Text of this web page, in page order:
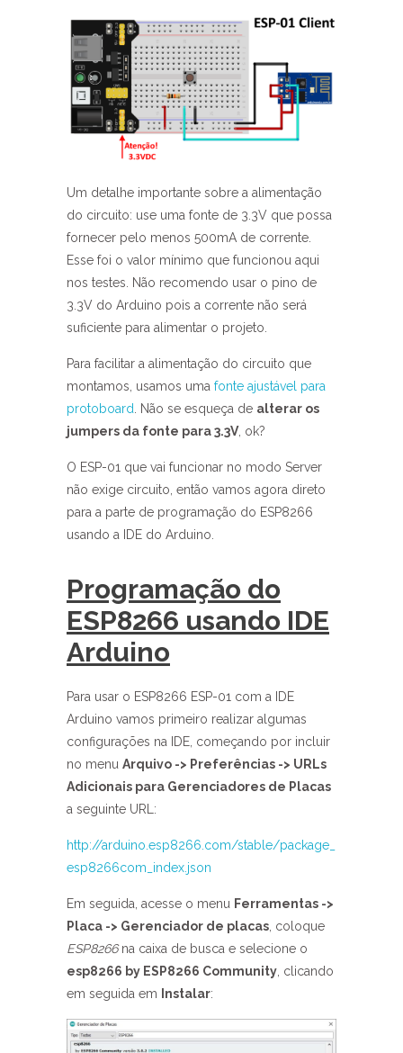
Um detalhe importante sobre a alimentação
do circuito: use uma fonte de 3.3V que possa
fornecer pelo menos 500mA de corrente.
Esse foi o valor mínimo que funcionou aqui
nos testes. Não recomendo usar o pino de
3.3V do Arduino pois a corrente não será
suficiente para alimentar o projeto.
Para facilitar a alimentação do circuito que
montamos, usamos uma fonte ajustável para
protoboard
. Não se esqueça de alterar os
jumpers da fonte para 3.3V, ok?
O ESP-01 que vai funcionar no modo Server
não exige circuito, então vamos agora direto
para a parte de programação do ESP8266
usando a IDE do Arduino.
Programação do
ESP8266 usando IDE
Arduino
Para usar o ESP8266 ESP-01 com a IDE
Arduino vamos primeiro realizar algumas
configurações na IDE, começando por incluir
no menu Arquivo -> Preferências -> URLs
Adicionais para Gerenciadores de Placas
a seguinte URL:
http://arduino.esp8266.com/stable/package_
esp8266com_index.json
Em seguida, acesse o menu Ferramentas ->
Placa -> Gerenciador de placas , coloque
ESP8266na caixa de busca e selecione o
esp8266 by ESP8266 Community , clicando
em seguida em
Instalar: